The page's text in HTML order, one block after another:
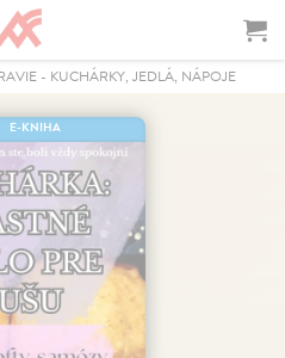
- KUCHÁRKY, JEDLÁ, NÁPOJE
E-KNIHA